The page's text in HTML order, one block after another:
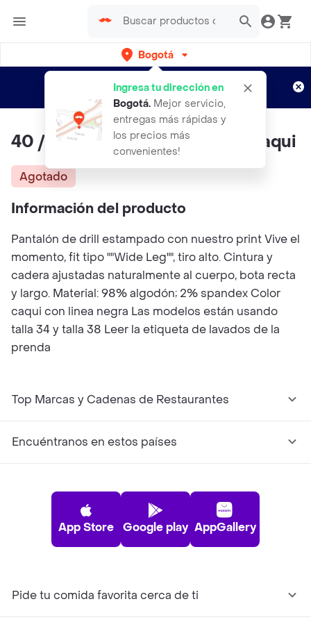
Bogotá
Ingresa tu dirección en
Bogotá. Mejor servicio,
entregas más rápidas y
los precios más
convenientes!
envíos gratis por semanas
Aplican TyC
40 / Pantalón Aquí Y Ahora - Caqui
Agotado
Información del producto
Pantalón de drill estampado con nuestro print Vive el
momento, fit tipo ""Wide Leg"", tiro alto. Cintura y
cadera ajustadas naturalmente al cuerpo, bota recta
y largo. Material: 98% algodón; 2% spandex Color
caqui con linea negra Las modelos están usando
talla 34 y talla 38 Leer la etiqueta de lavados de la
prenda
Top Marcas y Cadenas de Restaurantes
Encuéntranos en estos países
App Store Google play AppGallery
Pide tu comida favorita cerca de ti